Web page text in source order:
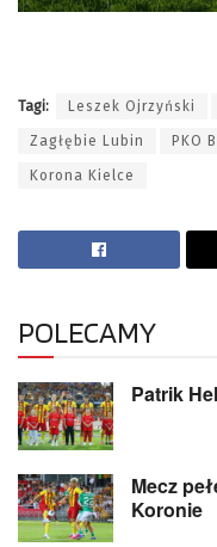
Tagi: Leszek Ojrzyński
Zagłębie Lubin PKO
Korona Kielce
POLECAMY
Patrik
Mecz
Koronie